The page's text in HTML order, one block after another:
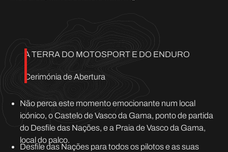
A TERRA DO MOTOSPORT E DO ENDURO
Cerimónia de Abertura
Não perca este momento emocionante num local
icónico, o Castelo de Vasco da Gama, ponto de partida
do Desfile das Nações, e a Praia de Vasco da Gama,
local do palco.
Desfile das Nações para todos os pilotos e as suas